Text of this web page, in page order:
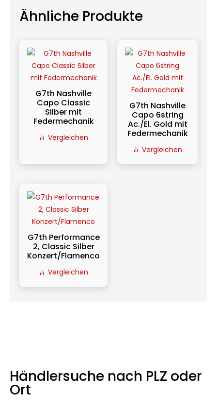
Ähnliche Produkte
G7th Nashville
Capo Classic
Silber mit
Federmechanik
Vergleichen
G7th Nashville
Capo 6string
Ac./El. Gold mit
Federmechanik
Vergleichen
G7th Performance
2, Classic Silber
Konzert/Flamenco
Vergleichen
Händlersuche nach PLZ oder
Ort